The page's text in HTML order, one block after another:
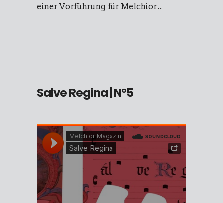
einer Vorführung für Melchior..
Salve Regina| N°5